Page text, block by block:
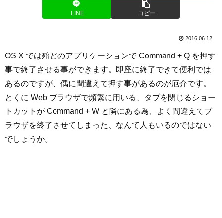
LINE コピー
2016.06.12
OS X では殆どのアプリケーションで Command + Q を押す
事で終了させる事ができます。即座に終了できて便利では
あるのですが、偶に間違えて押す事があるのが厄介です。
とくに Web ブラウザで頻繁に用いる、タブを閉じるショー
トカットが Command + W と隣にある為、よく間違えてブ
ラウザを終了させてしまった、なんて人もいるのではない
でしょうか。